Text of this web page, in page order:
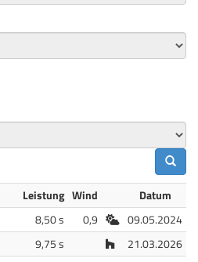
Leistung Wind
Datum
8,50 s 0,9 Freiluft
09.05.2024
9,75 s Halle21.03.2026